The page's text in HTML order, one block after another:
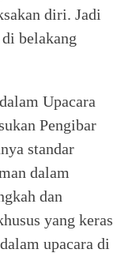
diri. Jadi
belakang
Upacara
Pengibar
standar
dalam
dan
yang keras
upacara di